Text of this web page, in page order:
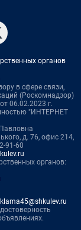
органов
в сфере связи,
(Роскомнадзор)
06.02.2023 г.
"ИНТЕРНЕТ
д. 76, офис 214,
91-60
органов: